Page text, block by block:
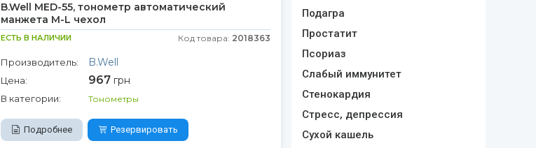
B.Well MED-55, тонометр автоматический
манжета M-L чехол
ЕСТЬ В НАЛИЧИИ Код товара: 2018363
Производитель: B.Well
Цена: 967грн
В категории: Тонометры
Подробнее Резервировать
Подагра
Простатит
Псориаз
Слабый иммунитет
Стенокардия
Стресс, депрессия
Сухой кашель